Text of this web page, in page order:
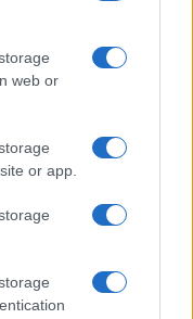
web or
or app.
locale di Milano: le